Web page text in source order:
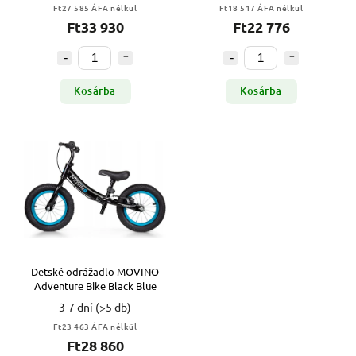
Ft27 585 ÁFA nélkül
Ft33 930
Kosárba
Ft18 517 ÁFA nélkül
Ft22 776
Kosárba
Detské odrážadlo MOVINO
Adventure Bike Black Blue
3-7 dní (>5 db)
Ft23 463 ÁFA nélkül
Ft28 860